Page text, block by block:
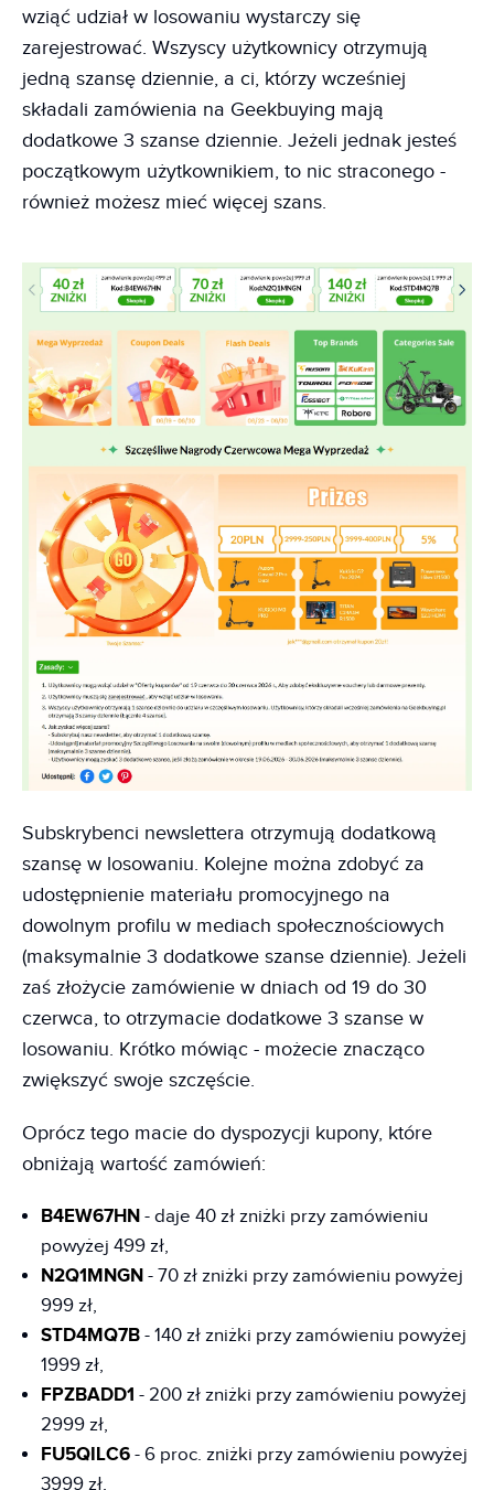
wziąć udział w losowaniu wystarczy się
zarejestrować. Wszyscy użytkownicy otrzymują
jedną szansę dziennie, a ci, którzy wcześniej
składali zamówienia na Geekbuying mają
dodatkowe 3 szanse dziennie. Jeżeli jednak jesteś
początkowym użytkownikiem, to nic straconego -
również możesz mieć więcej szans.
Subskrybenci newslettera otrzymują dodatkową
szansę w losowaniu. Kolejne można zdobyć za
udostępnienie materiału promocyjnego na
dowolnym profilu w mediach społecznościowych
(maksymalnie 3 dodatkowe szanse dziennie). Jeżeli
zaś złożycie zamówienie w dniach od 19 do 30
czerwca, to otrzymacie dodatkowe 3 szanse w
losowaniu. Krótko mówiąc - możecie znacząco
zwiększyć swoje szczęście.
Oprócz tego macie do dyspozycji kupony, które
obniżają wartość zamówień:
B4EW67HN - daje 40 zł zniżki przy zamówieniu
powyżej 499 zł,
N2Q1MNGN - 70 zł zniżki przy zamówieniu powyżej
999 zł,
STD4MQ7B - 140 zł zniżki przy zamówieniu powyżej
1999 zł,
FPZBADD1 - 200 zł zniżki przy zamówieniu powyżej
2999 zł,
FU5QILC6 - 6 proc. zniżki przy zamówieniu powyżej
3999 zł,